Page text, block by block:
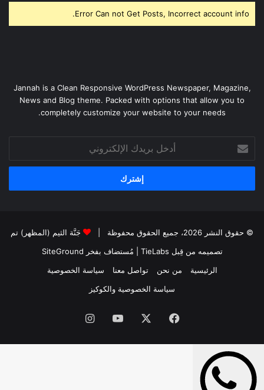
Error Can not Get Posts, Incorrect account info.
Jannah is a Clean Responsive WordPress Newspaper, Magazine,
News and Blog theme. Packed with options that allow you to
completely customize your website to your needs.
بريدك
© حقوق النشر 2026، جميع الحقوق محفوظة |
جَنَّة الثيم (المظهر) تم
تصميمه من قِبل TieLabs
| مُستضاف بفخر SiteGround
الرئيسية
من نحن تواصل معنا
سياسة الخصوصية
سياسة الخصوصية والكوكيز
فيسبوك ‫YouTubeانستقرام